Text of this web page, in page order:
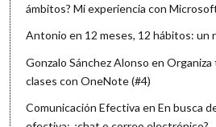
ámbitos? Mi experiencia con
Antonio en 12 meses, 12 hábitos: un
Gonzalo Sánchez Alonso enOrganiza
clases con OneNote (#4)
Comunicación Efectiva enEn busca